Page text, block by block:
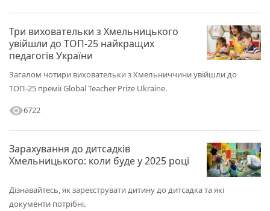
Три виховательки з Хмельницького
увійшли до ТОП-25 найкращих
педагогів України
Загалом чотири виховательки з Хмельниччини увійшли до
ТОП-25 премії Global Teacher Prize Ukraine.
visibility6722
Зарахування до дитсадків
Хмельницького: коли буде у 2025 році
Дізнавайтесь, як зареєструвати дитину до дитсадка та які
документи потрібні.